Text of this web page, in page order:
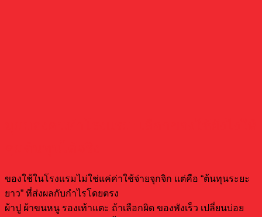
ของใช้ในโรงแรมไม่ใช่แค่ค่าใช้จ่ายจุกจิก แต่คือ “ต้นทุนระยะ
ยาว” ที่ส่งผลกับกำไรโดยตรง
ผ้าปู ผ้าขนหนู รองเท้าแตะ ถ้าเลือกผิด ของพังเร็ว เปลี่ยนบ่อย